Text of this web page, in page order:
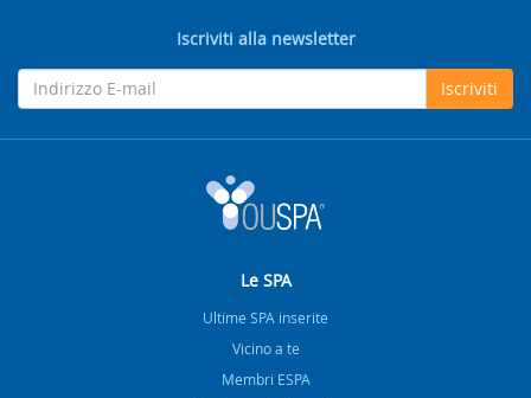
Iscriviti alla newsletter
Iscriviti
Le SPA
Ultime SPA inserite
Vicino a te
Membri ESPA